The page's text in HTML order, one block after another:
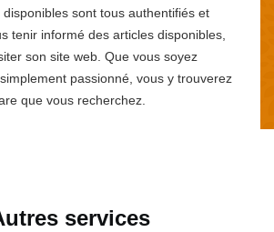
sont tous authentifiés et
tenir informé des articles disponibles,
son site web. Que vous soyez
passionné, vous y trouverez
que vous recherchez.
services